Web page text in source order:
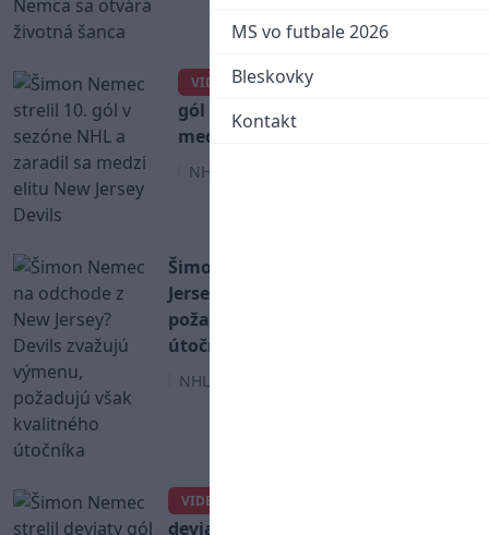
MS vo futbale 2026
Bleskovky
Kontakt
VIDEO
Šimon Nemec strelil 10.
gól v sezóne NHL a zaradil sa
medzi elitu New Jersey Devils
NHL
Šimon Nemec na odchode z New
Jersey? Devils zvažujú výmenu,
požadujú však kvalitného
útočníka
NHL
VIDEO
deviaty gól v sezóne NHL,